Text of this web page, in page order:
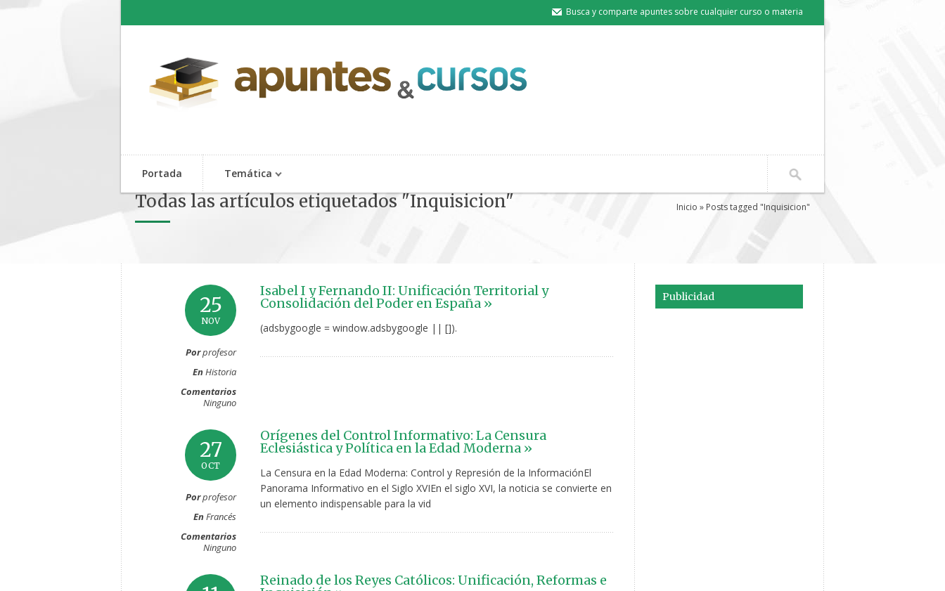
Busca y comparte apuntes sobre cualquier curso o materia
Portada Temática
Todas las artículos etiquetados "Inquisicion" Inicio » Posts tagged "Inquisicion"
25
NOV
Porprofesor
EnHistoria
Comentarios
Ninguno
Isabel I y Fernando II: Unificación Territorial y
Consolidación del Poder en España »
(adsbygoogle = window.adsbygoogle || []).
27
OCT
Porprofesor
EnFrancés
Comentarios
Ninguno
Orígenes del Control Informativo: La Censura
Eclesiástica y Política en la Edad Moderna »
La Censura en la Edad Moderna: Control y Represión de la InformaciónEl
Panorama Informativo en el Siglo XVIEn el siglo XVI, la noticia se convierte en
un elemento indispensable para la vid
Reinado de los Reyes Católicos: Unificación, Reformas e
Publicidad